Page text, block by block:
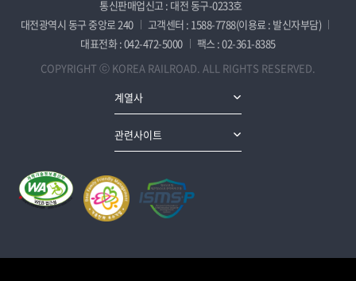
통신판매업신고 : 대전 동구-0233호
대전광역시 동구 중앙로 240
고객센터 : 1588-7788(이용료 : 발신자부담)
대표전화 : 042-472-5000
팩스 : 02-361-8385
COPYRIGHT ⓒ KOREA RAILROAD. ALL RIGHTS RESERVED.
계열사
관련사이트